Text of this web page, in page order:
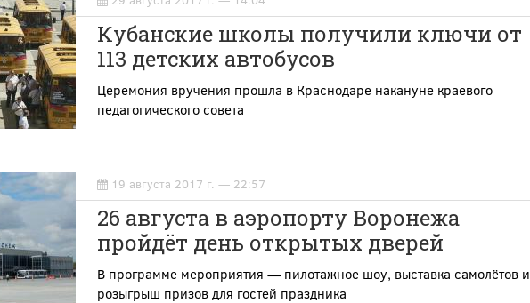
Кубанские школы получили ключи от
113 детских автобусов
Церемония вручения прошла в Краснодаре накануне краевого
педагогического совета
19 августа 2017 г. — 22:57
26 августа в аэропорту Воронежа
пройдёт день открытых дверей
В программе мероприятия — пилотажное шоу, выставка самолётов и
розыгрыш призов для гостей праздника